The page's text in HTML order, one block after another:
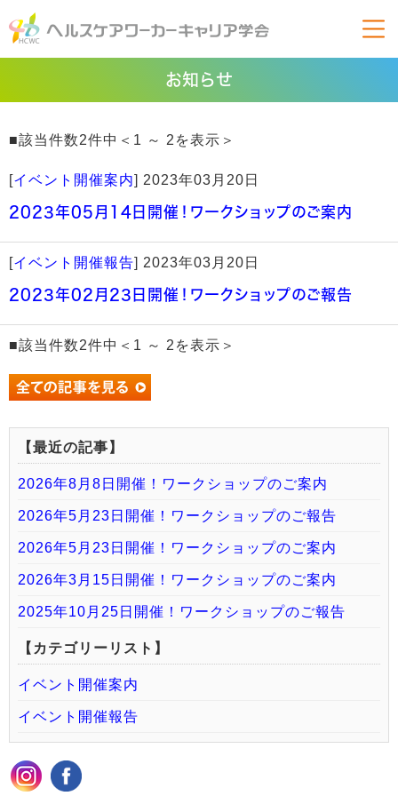
お知らせ
■該当件数2件中＜1 ～ 2を表示＞
[イベント開催案内] 2023年03月20日
2023年05月14日開催！ワークショップのご案内
[イベント開催報告] 2023年03月20日
2023年02月23日開催！ワークショップのご報告
■該当件数2件中＜1 ～ 2を表示＞
【最近の記事】
2026年8月8日開催！ワークショップのご案内
2026年5月23日開催！ワークショップのご報告
2026年5月23日開催！ワークショップのご案内
2026年3月15日開催！ワークショップのご案内
2025年10月25日開催！ワークショップのご報告
【カテゴリーリスト】
イベント開催案内
イベント開催報告